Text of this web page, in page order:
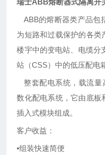
瑞士ABB熔断器式隔离开
ABB的熔断器类产品包
为短路和过载保护的各类
楼宇中的变电站、电缆分
站（CSS）中的低压配电
整套配电系统，载流量
数化配电系统，它由底板
插入式模块组成。
客户收益：
•组装快速简便